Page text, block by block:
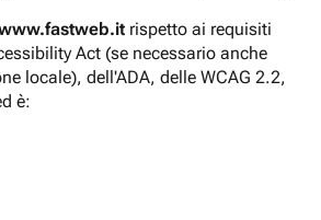
rispetto ai requisiti
Act (se necessario anche
locale), dell'ADA, delle WCAG 2.2,
è: